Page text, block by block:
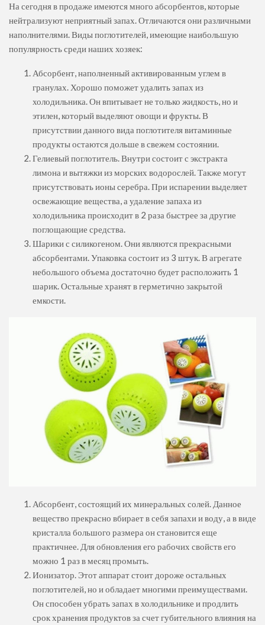
На сегодня в продаже имеются много абсорбентов, которые
нейтрализуют неприятный запах. Отличаются они различными
наполнителями. Виды поглотителей, имеющие наибольшую
популярность среди наших хозяек:
Абсорбент, наполненный активированным углем в
гранулах. Хорошо поможет удалить запах из
холодильника. Он впитывает не только жидкость, но и
этилен, который выделяют овощи и фрукты. В
присутствии данного вида поглотителя витаминные
продукты остаются дольше в свежем состоянии.
Гелиевый поглотитель. Внутри состоит с экстракта
лимона и вытяжки из морских водорослей. Также могут
присутствовать ионы серебра. При испарении выделяет
освежающие вещества, а удаление запаха из
холодильника происходит в 2 раза быстрее за другие
поглощающие средства.
Шарики с силикогеном. Они являются прекрасными
абсорбентами. Упаковка состоит из 3 штук. В агрегате
небольшого объема достаточно будет расположить 1
шарик. Остальные хранят в герметично закрытой
емкости.
Абсорбент, состоящий их минеральных солей. Данное
вещество прекрасно вбирает в себя запахи и воду, а в виде
кристалла большого размера он становится еще
практичнее. Для обновления его рабочих свойств его
можно 1 раз в месяц промыть.
Ионизатор. Этот аппарат стоит дороже остальных
поглотителей, но и обладает многими преимуществами.
Он способен убрать запах в холодильнике и продлить
срок хранения продуктов за счет губительного влияния на